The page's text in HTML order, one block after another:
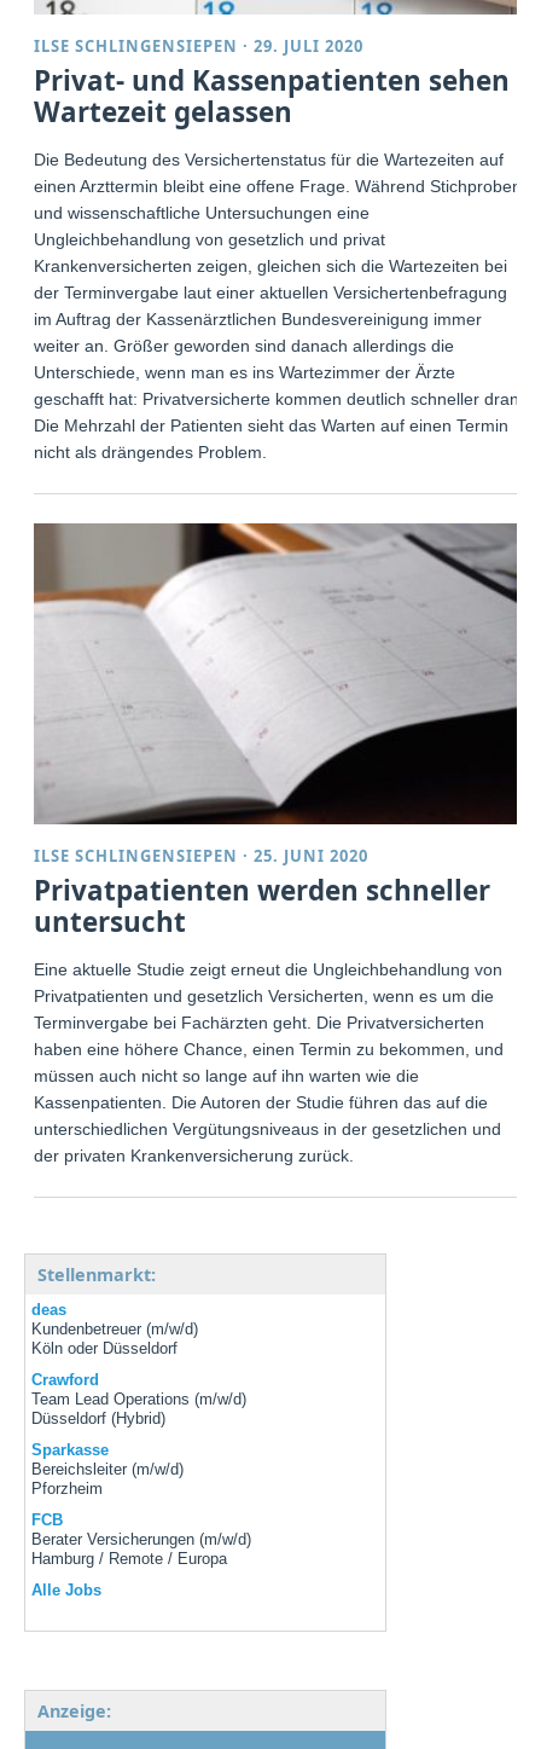
ILSE SCHLINGENSIEPEN ·29. JULI 2020
Privat- und Kassenpatienten sehen
Wartezeit gelassen
Die Bedeutung des Versichertenstatus für die Wartezeiten auf
einen Arzttermin bleibt eine offene Frage. Während Stichproben
und wissenschaftliche Untersuchungen eine
Ungleichbehandlung von gesetzlich und privat
Krankenversicherten zeigen, gleichen sich die Wartezeiten bei
der Terminvergabe laut einer aktuellen Versichertenbefragung
im Auftrag der Kassenärztlichen Bundesvereinigung immer
weiter an. Größer geworden sind danach allerdings die
Unterschiede, wenn man es ins Wartezimmer der Ärzte
geschafft hat: Privatversicherte kommen deutlich schneller dran.
Die Mehrzahl der Patienten sieht das Warten auf einen Termin
nicht als drängendes Problem.
ILSE SCHLINGENSIEPEN ·25. JUNI 2020
Privatpatienten werden schneller
untersucht
Eine aktuelle Studie zeigt erneut die Ungleichbehandlung von
Privatpatienten und gesetzlich Versicherten, wenn es um die
Terminvergabe bei Fachärzten geht. Die Privatversicherten
haben eine höhere Chance, einen Termin zu bekommen, und
müssen auch nicht so lange auf ihn warten wie die
Kassenpatienten. Die Autoren der Studie führen das auf die
unterschiedlichen Vergütungsniveaus in der gesetzlichen und
der privaten Krankenversicherung zurück.
Stellenmarkt:
deas
Kundenbetreuer (m/w/d)
Köln oder Düsseldorf
Crawford
Team Lead Operations (m/w/d)
Düsseldorf (Hybrid)
Sparkasse
Bereichsleiter (m/w/d)
Pforzheim
FCB
Berater Versicherungen (m/w/d)
Hamburg / Remote / Europa
Alle Jobs
Anzeige: